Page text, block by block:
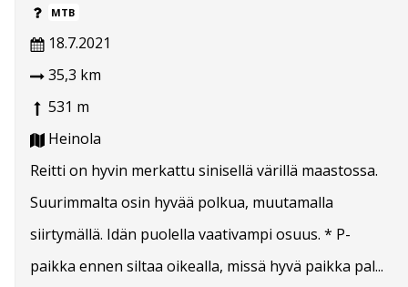
MTB
18.7.2021
35,3 km
531 m
Heinola
Reitti on hyvin merkattu sinisellä värillä maastossa.
Suurimmalta osin hyvää polkua, muutamalla
siirtymällä. Idän puolella vaativampi osuus. * P-
paikka ennen siltaa oikealla, missä hyvä paikka pal...